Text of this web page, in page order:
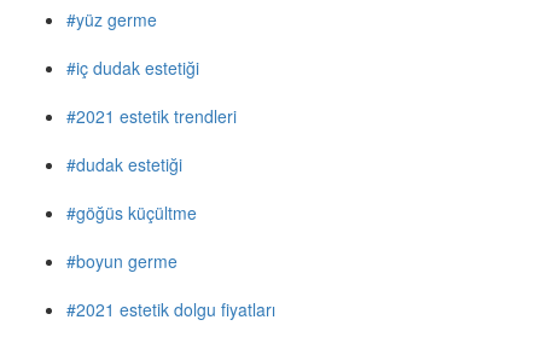
#yüz germe
#iç dudak estetiği
#2021 estetik trendleri
#dudak estetiği
#göğüs küçültme
#boyun germe
#2021 estetik dolgu fiyatları